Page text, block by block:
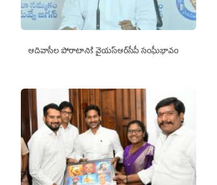
ఆదివాసీల పోరాటానికి వైయ‌స్ఆర్‌సీపీ సంఘీభావం